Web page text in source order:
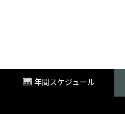
年間スケジュール